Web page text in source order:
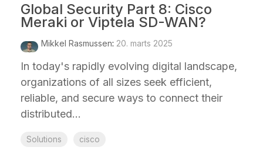
Global Security Part 8: Cisco
Meraki or Viptela SD-WAN?
Mikkel Rasmussen: 20. marts 2025
In today's rapidly evolving digital landscape,
organizations of all sizes seek efficient,
reliable, and secure ways to connect their
distributed...
Solutions cisco